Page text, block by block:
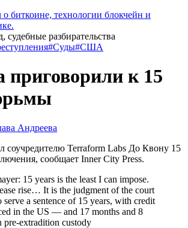
биткоине, технологии блокчейн и
#Суды#США
приговорили к 15
Андреева
Terraform Labs До Квону 15
сообщает Inner City Press.
15 years is the least I can impose.
rise… It is the judgment of the court
serve a sentence of 15 years, with credit
in the US — and 17 months and 8
pre-extradition custody